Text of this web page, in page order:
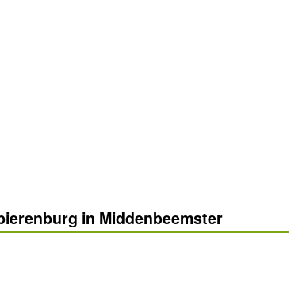
in Middenbeemster